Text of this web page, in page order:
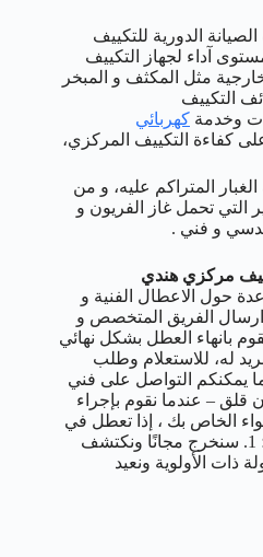
الدورية للتكييف
آداء لجهاز التكييف
مثل المكثف و المبخر
التكييف
وخدمة كهربائي
كفاءة التكييف المركزي،
المتراكم عليه، و من
التي تحمل غاز الفريون و
و فني .
مركزي هندي
حول الاعطال الفنية و
ارسال الفريق المتخصص و
بانهاء العطل بشكل نهائي
له، للاستعلام وطلب
يمكنكم التواصل على فني
قلق – عندما نقوم بإجراء
الخاص بك ، إذا تعطل في
غضون 6 أشهر من تاريخ الخدمة ؛ 1. سنخرج مجانًا ونكتشف
ذات الأولوية ونعيد